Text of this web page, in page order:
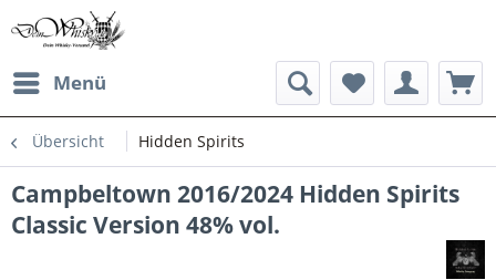
Menü
Übersicht Hidden Spirits
Campbeltown 2016/2024 Hidden Spirits
Classic Version 48% vol.